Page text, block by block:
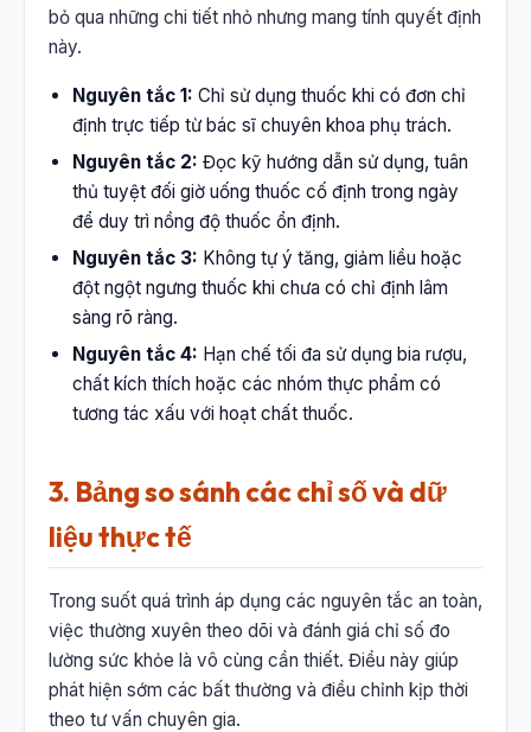
bỏ qua những chi tiết nhỏ nhưng mang tính quyết định
này.
Nguyên tắc 1: Chỉ sử dụng thuốc khi có đơn chỉ
định trực tiếp từ bác sĩ chuyên khoa phụ trách.
Nguyên tắc 2: Đọc kỹ hướng dẫn sử dụng, tuân
thủ tuyệt đối giờ uống thuốc cố định trong ngày
để duy trì nồng độ thuốc ổn định.
Nguyên tắc 3: Không tự ý tăng, giảm liều hoặc
đột ngột ngưng thuốc khi chưa có chỉ định lâm
sàng rõ ràng.
Nguyên tắc 4: Hạn chế tối đa sử dụng bia rượu,
chất kích thích hoặc các nhóm thực phẩm có
tương tác xấu với hoạt chất thuốc.
3. Bảng so sánh các chỉ số và dữ
liệu thực tế
Trong suốt quá trình áp dụng các nguyên tắc an toàn,
việc thường xuyên theo dõi và đánh giá chỉ số đo
lường sức khỏe là vô cùng cần thiết. Điều này giúp
phát hiện sớm các bất thường và điều chỉnh kịp thời
theo tư vấn chuyên gia.